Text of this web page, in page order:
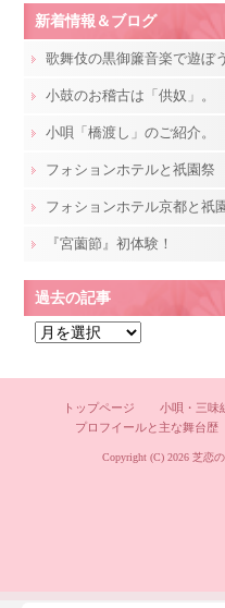
新着情報＆ブログ
歌舞伎の黒御簾音楽で遊ぼ
小鼓のお稽古は「供奴」。
小唄「橋渡し」のご紹介。
フォションホテルと祇園
フォションホテル京都と
『宮薗節』初体験！
過去の記事
の
トップページ 小唄・三味
プロフイールと主な舞台歴
Copyright (C) 2026 芝恋